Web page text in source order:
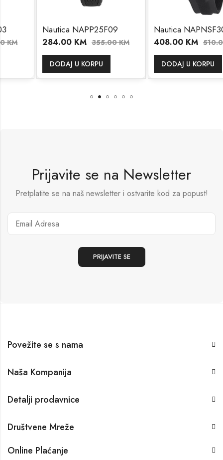
Nautica NAPP25F09
284.00KM 355.00KM
DODAJ U KORPU
Nautica NAPNSF306
408.00KM 510.00KM
DODAJ U KORPU
Prijavite se na Newsletter
Pretplatite se na naš newsletter i ostvarite kod za popust!
Povežite se s nama
Naša Kompanija
Detalji prodavnice
Društvene Mreže
Online Plaćanje